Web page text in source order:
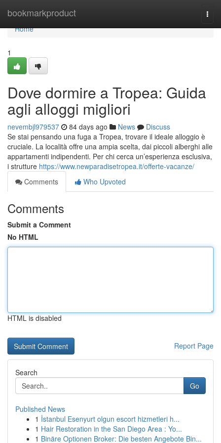
bookmarkproduct
Home
Home
1
Dove dormire a Tropea: Guida
agli alloggi migliori
nevembjl979537 84 days ago News
Discuss
Se stai pensando una fuga a Tropea, trovare il ideale alloggio è
cruciale. La località offre una ampia scelta, dai piccoli alberghi alle
appartamenti indipendenti. Per chi cerca un’esperienza esclusiva,
i strutture https://www.newparadisetropea.it/offerte-vacanze/
Comments
Who Upvoted
Comments
Submit a Comment
No HTML
HTML is disabled
Report Page
Search
Go
Published News
1 İstanbul Esenyurt olgun escort hizmetleri h...
1 Hair Restoration in the San Diego Area : Yo...
1 Binäre Optionen Broker: Die besten Angebote Bin...